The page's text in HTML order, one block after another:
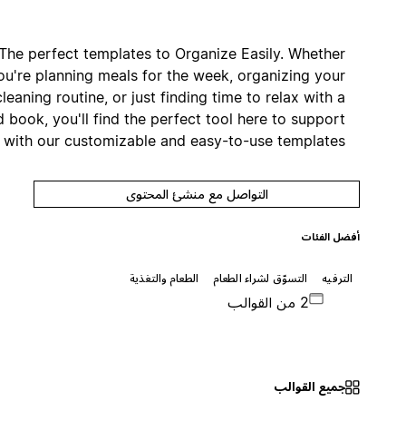
The perfect templates to Organize Easily. Whether
you're planning meals for the week, organizing your
cleaning routine, or just finding time to relax with a
good book, you'll find the perfect tool here to support
you with our customizable and easy-to-use templates.
التواصل مع منشئ المحتوى
أفضل الفئات
التسوّق لشراء الطعام الطعام والتغذية
جميع القوالب